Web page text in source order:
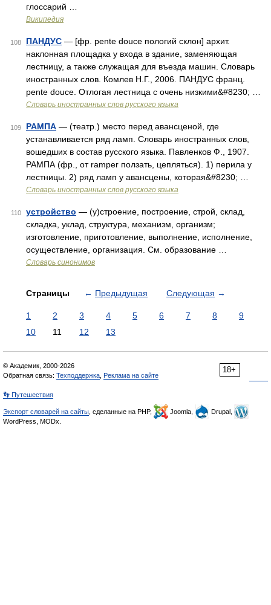
глоссарий …
Википедия
108 ПАНДУС — [фр. pente douce пологий склон] архит.
наклонная площадка у входа в здание, заменяющая
лестницу, а также служащая для въезда машин. Словарь
иностранных слов. Комлев Н.Г., 2006. ПАНДУС франц.
pente douce. Отлогая лестница с очень низкими&#8230; …
Словарь иностранных слов русского языка
109 РАМПА — (театр.) место перед авансценой, где
устанавливается ряд ламп. Словарь иностранных слов,
вошедших в состав русского языка. Павленков Ф., 1907.
РАМПА (фр., от ramper ползать, цепляться). 1) перила у
лестницы. 2) ряд ламп у авансцены, которая&#8230; …
Словарь иностранных слов русского языка
110 устройство — (у)строение, построение, строй, склад,
складка, уклад, структура, механизм, организм;
изготовление, приготовление, выполнение, исполнение,
осуществление, организация. См. образование …
Словарь синонимов
Страницы ← Предыдущая Следующая →
1 2 3 4 5 6 7 8
9
10
11 12 13
18+
© Академик, 2000-2026
Обратная связь: Техподдержка Реклама на сайте
👣 Путешествия
Экспорт словарей на сайты , сделанные на PHP, Joomla,
Drupal,
WordPress, MODx.